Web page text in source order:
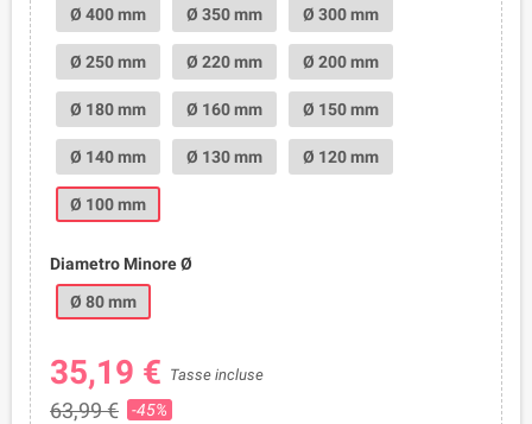
Ø 400 mm
Ø 350 mm Ø 300 mm
Ø 250 mm Ø 220 mm Ø 200 mm
Ø 180 mm Ø 160 mm Ø 150 mm
Ø 140 mm Ø 130 mm Ø 120 mm
Ø 100 mm
Diametro Minore Ø
Ø 80 mm
35,19 € Tasse incluse
63,99 € -45%